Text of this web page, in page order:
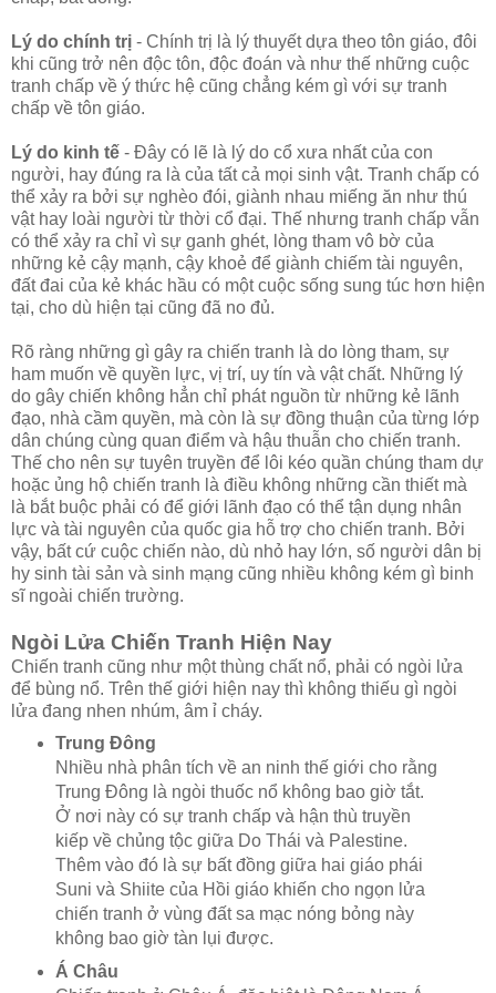
Lý do chính trị - Chính trị là lý thuyết dựa theo tôn giáo, đôi
khi cũng trở nên độc tôn, độc đoán và như thế những cuộc
tranh chấp về ý thức hệ cũng chẳng kém gì với sự tranh
chấp về tôn giáo.
Lý do kinh tế - Đây có lẽ là lý do cổ xưa nhất của con
người, hay đúng ra là của tất cả mọi sinh vật. Tranh chấp có
thể xảy ra bởi sự nghèo đói, giành nhau miếng ăn như thú
vật hay loài người từ thời cổ đại. Thế nhưng tranh chấp vẫn
có thể xảy ra chỉ vì sự ganh ghét, lòng tham vô bờ của
những kẻ cậy mạnh, cậy khoẻ để giành chiếm tài nguyên,
đất đai của kẻ khác hầu có một cuộc sống sung túc hơn hiện
tại, cho dù hiện tại cũng đã no đủ.
Rõ ràng những gì gây ra chiến tranh là do lòng tham, sự
ham muốn về quyền lực, vị trí, uy tín và vật chất. Những lý
do gây chiến không hẳn chỉ phát nguồn từ những kẻ lãnh
đạo, nhà cầm quyền, mà còn là sự đồng thuận của từng lớp
dân chúng cùng quan điểm và hậu thuẫn cho chiến tranh.
Thế cho nên sự tuyên truyền để lôi kéo quần chúng tham dự
hoặc ủng hộ chiến tranh là điều không những cần thiết mà
là bắt buộc phải có để giới lãnh đạo có thể tận dụng nhân
lực và tài nguyên của quốc gia hỗ trợ cho chiến tranh. Bởi
vậy, bất cứ cuộc chiến nào, dù nhỏ hay lớn, số người dân bị
hy sinh tài sản và sinh mạng cũng nhiều không kém gì binh
sĩ ngoài chiến trường.
Ngòi Lửa Chiến Tranh Hiện Nay
Chiến tranh cũng như một thùng chất nổ, phải có ngòi lửa
để bùng nổ. Trên thế giới hiện nay thì không thiếu gì ngòi
lửa đang nhen nhúm, âm ỉ cháy.
Trung Đông
Nhiều nhà phân tích về an ninh thế giới cho rằng
Trung Đông là ngòi thuốc nổ không bao giờ tắt.
Ở nơi này có sự tranh chấp và hận thù truyền
kiếp về chủng tộc giữa Do Thái và Palestine.
Thêm vào đó là sự bất đồng giữa hai giáo phái
Suni và Shiite của Hồi giáo khiến cho ngọn lửa
chiến tranh ở vùng đất sa mạc nóng bỏng này
không bao giờ tàn lụi được.
Á Châu